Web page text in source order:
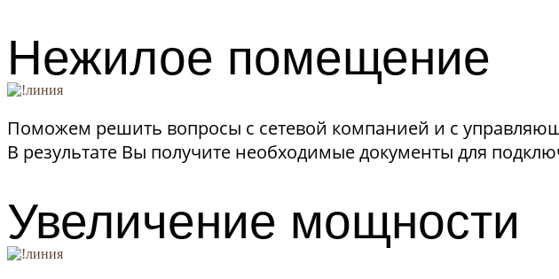
Нежилое помещение
Поможем решить вопросы с сетевой компанией и с
В результате Вы получите необходимые документы для
Увеличение мощности